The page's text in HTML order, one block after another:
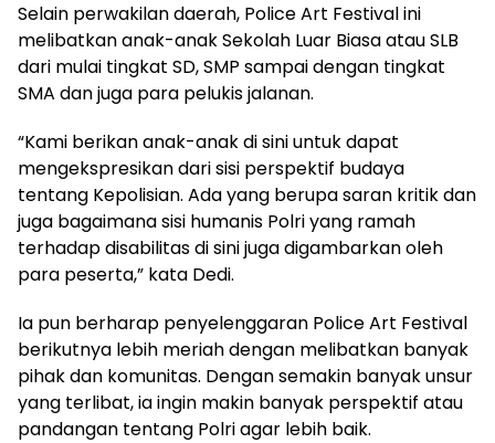
Selain perwakilan daerah, Police Art Festival ini
melibatkan anak-anak Sekolah Luar Biasa atau SLB
dari mulai tingkat SD, SMP sampai dengan tingkat
SMA dan juga para pelukis jalanan.
“Kami berikan anak-anak di sini untuk dapat
mengekspresikan dari sisi perspektif budaya
tentang Kepolisian. Ada yang berupa saran kritik dan
juga bagaimana sisi humanis Polri yang ramah
terhadap disabilitas di sini juga digambarkan oleh
para peserta,” kata Dedi.
Ia pun berharap penyelenggaran Police Art Festival
berikutnya lebih meriah dengan melibatkan banyak
pihak dan komunitas. Dengan semakin banyak unsur
yang terlibat, ia ingin makin banyak perspektif atau
pandangan tentang Polri agar lebih baik.